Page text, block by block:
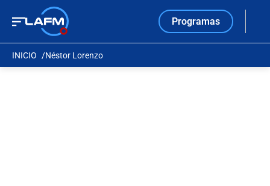
Programas
INICIO Néstor Lorenzo